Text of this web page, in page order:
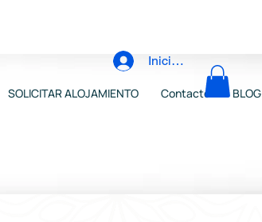
SOLICITAR ALOJAMIENTO Contacto BLOG
Iniciar sesión